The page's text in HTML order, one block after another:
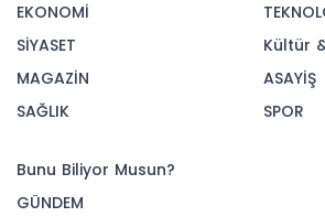
EKONOMİ
SİYASET
MAGAZİN
SAĞLIK
Kültür
ASAYİŞ
SPOR
Bunu Biliyor Musun?
GÜNDEM